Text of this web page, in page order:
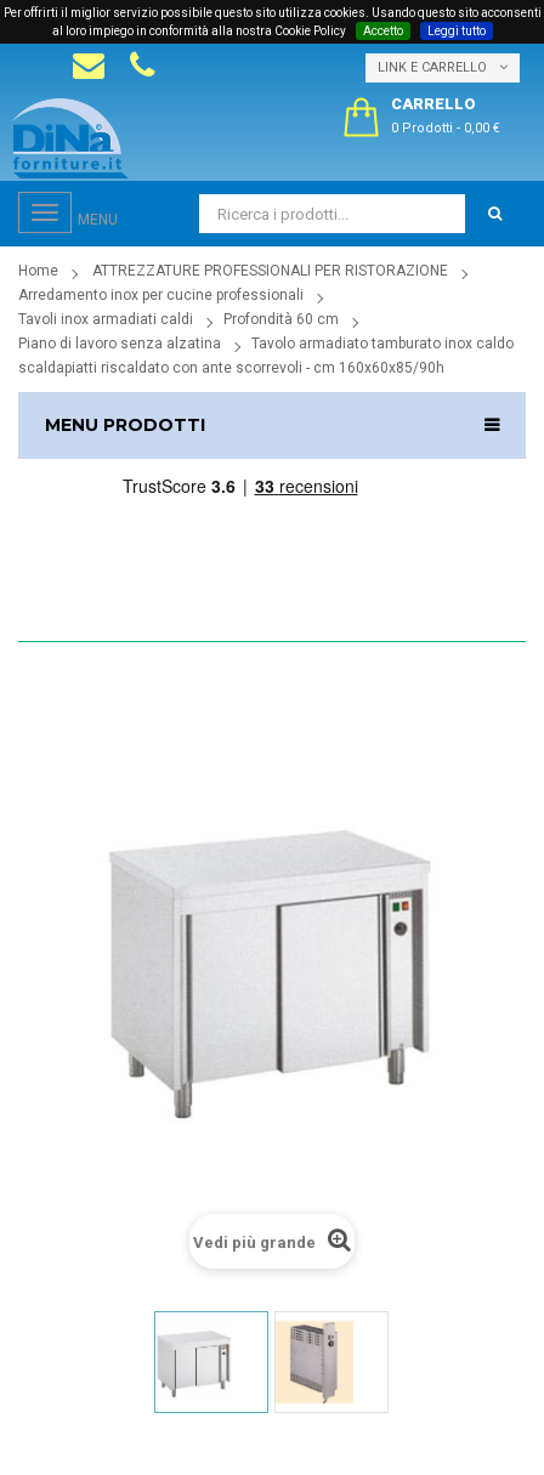
Per offrirti il miglior servizio possibile questo sito utilizza cookies. Usando questo sito acconsenti
al loro impiego in conformità alla nostra Cookie Policy
Accetto Leggi tutto
LINK E CARRELLO
CARRELLO
0 Prodotti - 0,00 €
Toggle
navigation
MENU
Home
ATTREZZATURE PROFESSIONALI PER RISTORAZIONE
Arredamento inox per cucine professionali
Tavoli inox armadiati caldi
Profondità 60 cm
Piano di lavoro senza alzatina
Tavolo armadiato tamburato inox caldo
scaldapiatti riscaldato con ante scorrevoli - cm 160x60x85/90h
MENU PRODOTTI
Vedi più grande